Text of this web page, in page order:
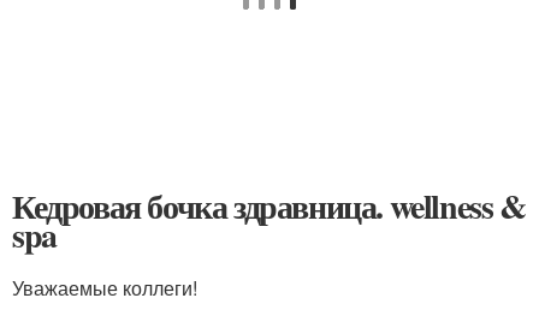
Кедровая бочка здравница. wellness &
spa
Уважаемые коллеги!